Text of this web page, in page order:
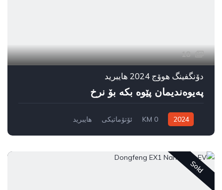
18
دۆنگفینگ هوۆج 2024 هایبرید
پەیوەندیمان پێوە بکە بۆ نرخ
2024
0 KM ئۆتۆماتیکی
هایبرید
Sold